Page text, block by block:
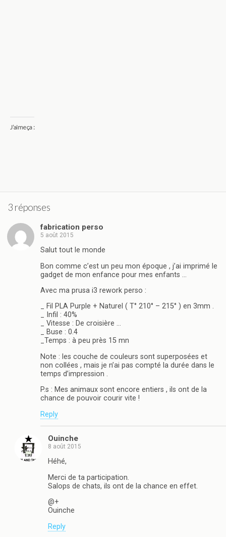
J’aime ça :
3 réponses
fabrication perso
5 août 2015
Salut tout le monde
Bon comme c’est un peu mon époque , j’ai imprimé le
gadget de mon enfance pour mes enfants …
Avec ma prusa i3 rework perso :
_ Fil PLA Purple + Naturel ( T° 210° – 215° ) en 3mm .
_ Infil : 40%
_ Vitesse : De croisière …
_ Buse : 0.4
_Temps : à peu près 15 mn
Note : les couche de couleurs sont superposées et
non collées , mais je n’ai pas compté la durée dans le
temps d’impression .
P.s : Mes animaux sont encore entiers , ils ont de la
chance de pouvoir courir vite !
Reply
Ouinche
8 août 2015
Héhé,
Merci de ta participation.
Salops de chats, ils ont de la chance en effet.
@+
Ouinche
Reply